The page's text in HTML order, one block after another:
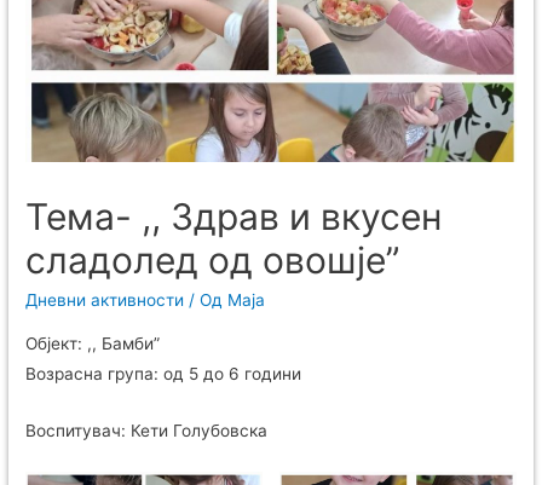
Тема- ,, Здрав и вкусен
сладолед од овошје”
Дневни активности / Од Maja
Објект: ,, Бамби”
Возрасна група: од 5 до 6 години
Воспитувач: Кети Голубовска